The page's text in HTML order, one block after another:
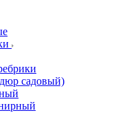
садовый)